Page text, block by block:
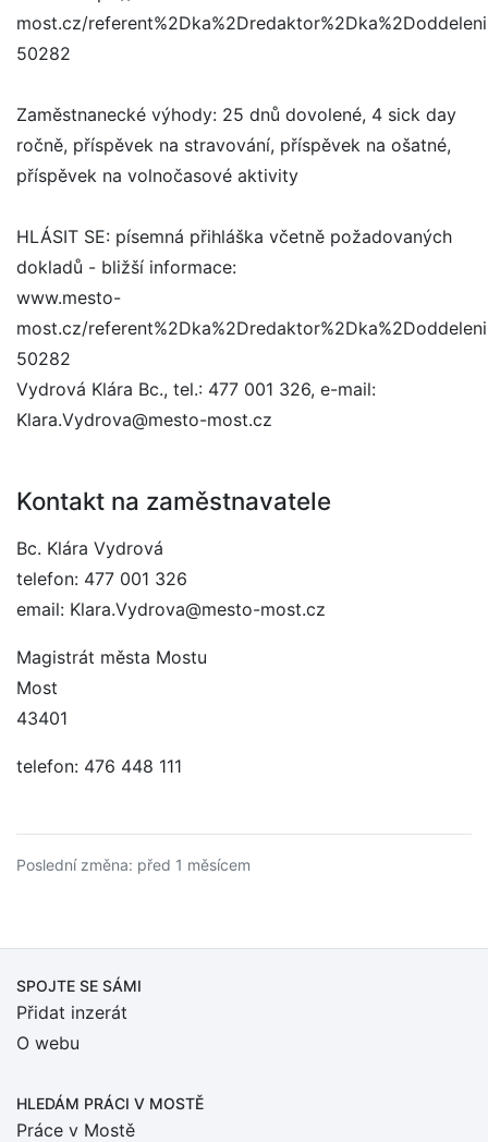
most.cz/
50282
Zaměstnanecké výhody: 25 dnů dovolené, 4 sick day
ročně, příspěvek na stravování, příspěvek na ošatné,
příspěvek na volnočasové aktivity
HLÁSIT SE: písemná přihláška včetně požadovaných
dokladů - bližší informace:
www.mesto-
most.cz/
50282
Vydrová Klára Bc., tel.: 477 001 326, e-mail:
Klara.Vydrova@mesto-most.cz
Kontakt na zaměstnavatele
Bc. Klára Vydrová
telefon: 477 001 326
email: Klara.Vydrova@mesto-most.cz
Magistrát města Mostu
Most
43401
telefon: 476 448 111
Poslední změna: před 1 měsícem
SPOJTE SE SÁMI
Přidat inzerát
O webu
HLEDÁM PRÁCI V MOSTĚ
Práce v Mostě